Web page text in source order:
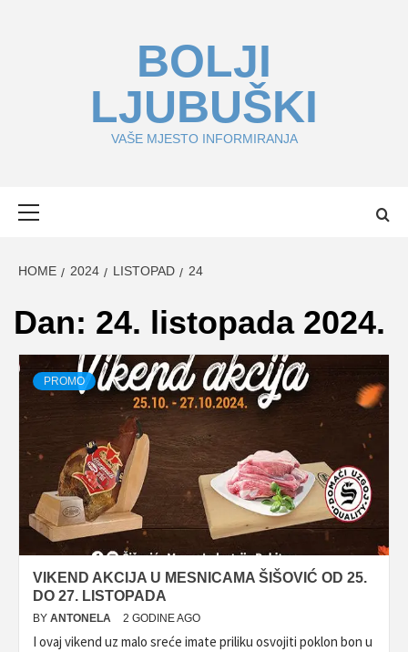
BOLJI
LJUBUŠKI
VAŠE MJESTO INFORMIRANJA
HOME 2024 LISTOPAD 24
Dan: 24. listopada 2024.
PROMO
VIKEND AKCIJA U MESNICAMA ŠIŠOVIĆ OD 25.
DO 27. LISTOPADA
BY ANTONELA 2 GODINE AGO
I ovaj vikend uz malo sreće imate priliku osvojiti poklon bon u